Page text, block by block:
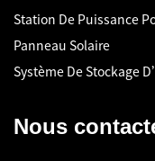
Station De Puissance
Panneau Solaire
Système De Stockage
Nous